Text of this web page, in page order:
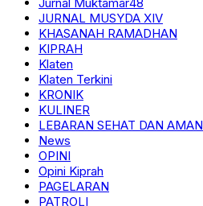
JURNAL MUSYDA XIV
KHASANAH RAMADHAN
KIPRAH
Klaten
Klaten Terkini
KRONIK
KULINER
LEBARAN SEHAT DAN AMAN
News
OPINI
Opini Kiprah
PAGELARAN
PATROLI